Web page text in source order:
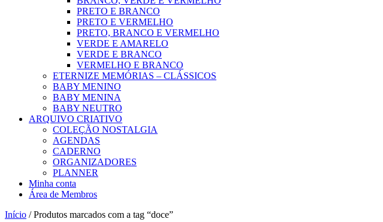
PRETO E BRANCO
PRETO E VERMELHO
PRETO, BRANCO E VERMELHO
VERDE E AMARELO
VERDE E BRANCO
VERMELHO E BRANCO
ETERNIZE MEMÓRIAS – CLÁSSICOS
BABY MENINO
BABY MENINA
BABY NEUTRO
ARQUIVO CRIATIVO
COLEÇÃO NOSTALGIA
AGENDAS
CADERNO
ORGANIZADORES
PLANNER
Minha conta
Área de Membros
Início / Produtos marcados com a tag “doce”